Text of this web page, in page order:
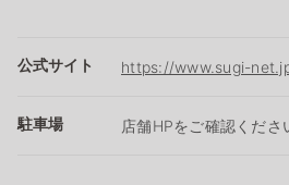
公式サイト https://www.sugi-
駐車場 店舗HPをご確認くださ